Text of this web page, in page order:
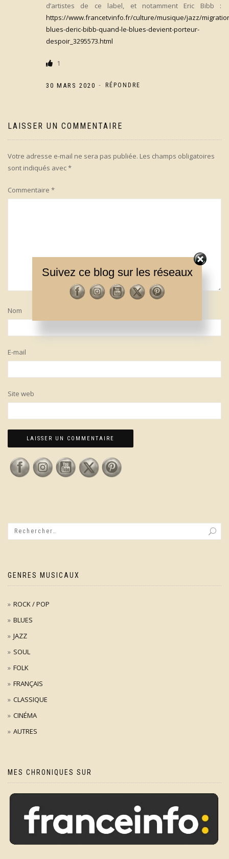
d’artistes de ce label, et notamment Eric Bibb :
https://www.francetvinfo.fr/culture/musique/jazz/
blues-deric-bibb-quand-le-blues-devient-porteur-
despoir_3295573.html
1
30 MARS 2020 - RÉPONDRE
LAISSER UN COMMENTAIRE
Votre adresse e-mail ne sera pas publiée. Les champs obligatoires
sont indiqués avec*
Commentaire *
Nom
E-mail
Site web
GENRES MUSICAUX
ROCK / POP
BLUES
JAZZ
SOUL
FOLK
FRANÇAIS
CLASSIQUE
CINÉMA
AUTRES
MES CHRONIQUES SUR
Suivez ce blog sur les réseaux